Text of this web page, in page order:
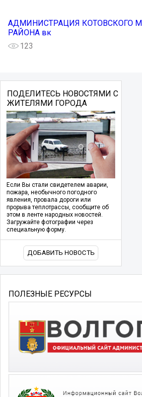
АДМИНИСТРАЦИЯ КОТОВСКОГО
РАЙОНА вк
123
ПОДЕЛИТЕСЬ НОВОСТЯМИ С
ЖИТЕЛЯМИ ГОРОДА
Если Вы стали свидетелем аварии,
пожара, необычного погодного
явления, провала дороги или
прорыва теплотрассы, сообщите об
этом в ленте народных новостей.
Загружайте фотографии через
специальную форму.
ДОБАВИТЬ НОВОСТЬ
ПОЛЕЗНЫЕ РЕСУРСЫ